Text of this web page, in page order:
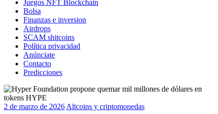
Juegos NFT Blockchain
Bolsa
Finanzas e inversion
Airdrops
SCAM shitcoins
Política privacidad
Anúnciate
Contacto
Predicciones
2 de marzo de 2026 Altcoins y criptomonedas